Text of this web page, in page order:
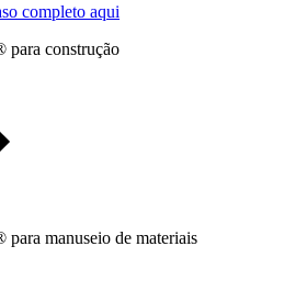
completo aqui
para construção
manuseio de materiais